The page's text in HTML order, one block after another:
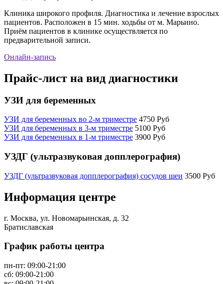
Клиника широкого профиля. Диагностика и лечение взрослых
пациентов. Расположен в 15 мин. ходьбы от м. Марьино.
Приём пациентов в клинике осуществляется по
предварительной записи.
Онлайн-запись
Прайс-лист на вид диагностики
УЗИ для беременных
УЗИ для беременных во 2-м триместре 4750 Руб
УЗИ для беременных в 3-м триместре 5100 Руб
УЗИ для беременных в 1-м триместре 3900 Руб
УЗДГ (ультразвуковая допплерография)
УЗДГ (ультразвуковая допплерография) сосудов шеи 3500 Руб
Информация центре
г. Москва, ул. Новомарьинская, д. 32
Братиславская
График работы центра
пн-пт: 09:00-21:00
сб: 09:00-21:00